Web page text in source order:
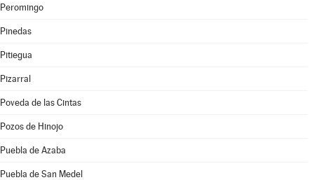
Peromingo
Pinedas
Pitiegua
Pizarral
Poveda de las Cintas
Pozos de Hinojo
Puebla de Azaba
Puebla de San Medel